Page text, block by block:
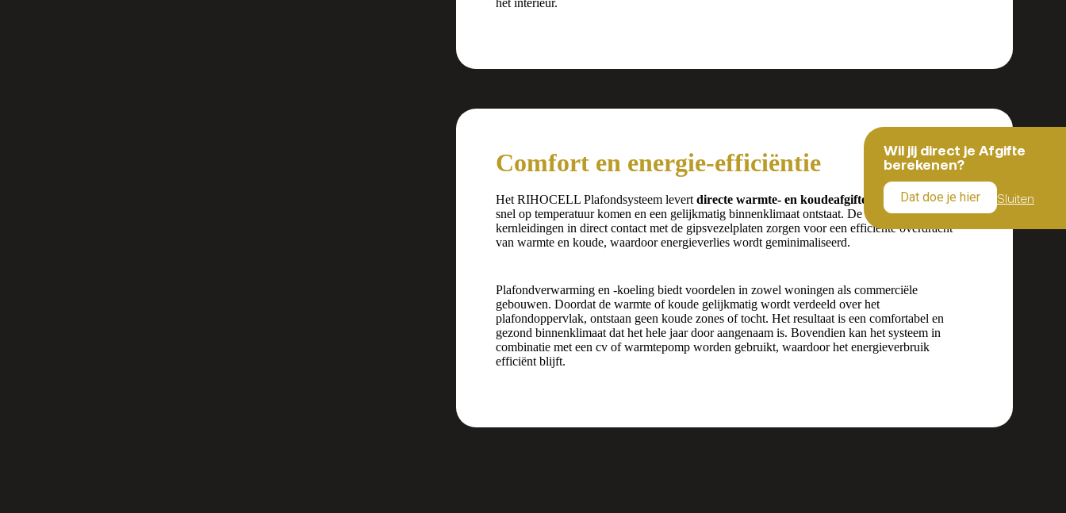
Comfort en energie-efficiëntie
Het RIHOCELL Plafondsysteem levertdirecte warmte- en koudeafgifte
, waardoor ruimtes
snel op temperatuur komen en een gelijkmatig binnenklimaat ontstaat. De aluminium
kernleidingen in direct contact met de gipsvezelplaten zorgen voor een efficiënte overdracht
van warmte en koude, waardoor energieverlies wordt geminimaliseerd.
Plafondverwarming en -koeling biedt voordelen in zowel woningen als commerciële
gebouwen. Doordat de warmte of koude gelijkmatig wordt verdeeld over het
plafondoppervlak, ontstaan geen koude zones of tocht. Het resultaat is een comfortabel en
gezond binnenklimaat dat het hele jaar door aangenaam is. Bovendien kan het systeem in
combinatie met een cv of warmtepomp worden gebruikt, waardoor het energieverbruik
efficiënt blijft.
Wil jij direct je Afgifte
berekenen?
Dat doe je hier Sluiten